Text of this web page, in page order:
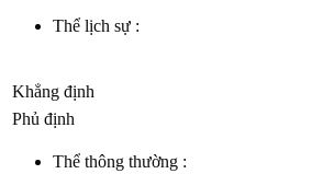
Thể lịch sự :
Khẳng định
Phủ định
Thể thông thường :